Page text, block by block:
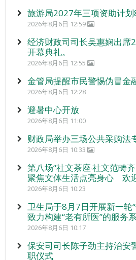
旅游局2027年三项资助计
2026年8月6日 12:59
经济财政司司长吴惠娴出席
开幕典礼。
2026年8月6日 12:55
金管局提醒市民警惕伪冒金
2026年8月6日 12:28
避暑中心开放
2026年8月6日 11:00
财政局举办三场公共采购法
2026年8月6日 10:33
第八场“社文茶座‧社文范畴
聚焦文体生活点亮身心 欢
2026年8月6日 10:23
卫生局于8月7日开展新一轮
致力构建“老有所医”的服务
2026年8月6日 10:17
保安司司长陈子劲主持治安
职仪式